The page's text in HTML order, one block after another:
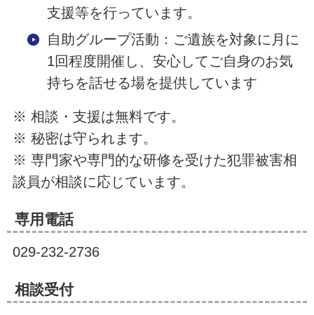
支援等を行っています。
自助グループ活動：ご遺族を対象に月に
1回程度開催し、安心してご自身のお気
持ちを話せる場を提供しています
※ 相談・支援は無料です。
※ 秘密は守られます。
※ 専門家や専門的な研修を受けた犯罪被害相
談員が相談に応じています。
専用電話
029-232-2736
相談受付